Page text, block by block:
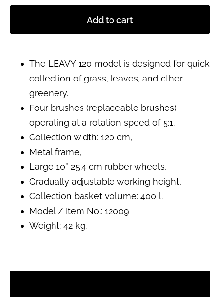
Add to cart
The LEAVY 120 model is designed for quick
collection of grass, leaves, and other
greenery.
Four brushes (replaceable brushes)
operating at a rotation speed of 5:1.
Collection width: 120 cm,
Metal frame,
Large 10” 25.4 cm rubber wheels,
Gradually adjustable working height,
Collection basket volume: 400 l.
Model / Item No.: 12009
Weight: 42 kg.